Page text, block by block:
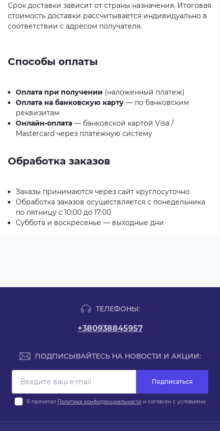
Срок доставки зависит от страны назначения. Итоговая
стоимость доставки рассчитывается индивидуально в
соответствии с адресом получателя.
Способы оплаты
Оплата при получении (наложенный платеж)
Оплата на банковскую карту — по банковским
реквизитам
Онлайн-оплата — банковской картой Visa /
Mastercard через платёжную систему
Обработка заказов
Заказы принимаются через сайт круглосуточно
Обработка заказов осуществляется с понедельника
по пятницу с 10:00 до 17:00
Суббота и воскресенье — выходные дни
ТЕЛЕФОНЫ:
+380938845957
ПОДПИСЫВАЙТЕСЬ НА НОВОСТИ И АКЦИИ:
Подписаться
Я прочитал Политика конфиденциальности и согласен с условиями